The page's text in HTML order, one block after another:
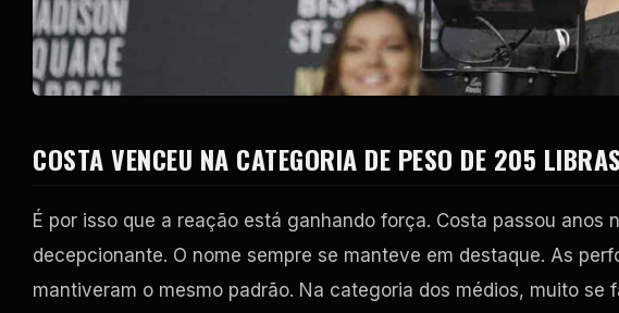
COSTA VENCEU NA CATEGORIA DE PESO DE 205
É por isso que a reação está ganhando força. Costa passou anos
decepcionante. O nome sempre se manteve em destaque. As
mantiveram o mesmo padrão. Na categoria dos médios, muito se